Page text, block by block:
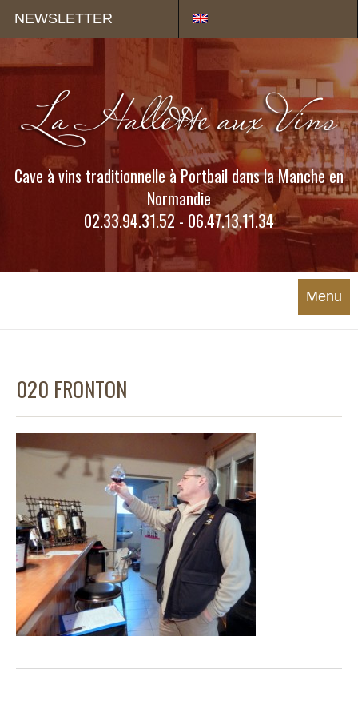
NEWSLETTER
Cave à vins traditionnelle à Portbail dans la Manche en
Normandie
02.33.94.31.52 - 06.47.13.11.34
Menu
020 FRONTON
Panneau de gestion des cookies